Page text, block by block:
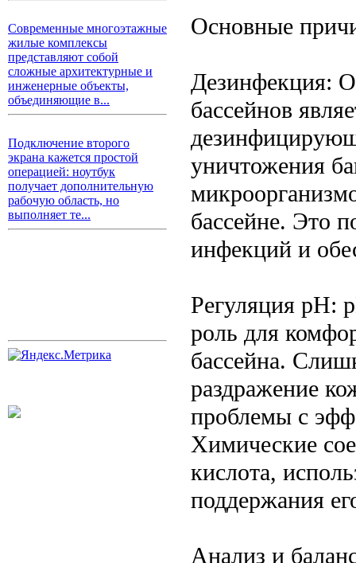
Современные многоэтажные
жилые комплексы
представляют собой
сложные архитектурные и
инженерные объекты,
объединяющие в...
Подключение второго
экрана кажется простой
операцией: ноутбук
получает дополнительную
рабочую область, но
выполняет те...
Основные
Дезинфекция:
бассейнов
уничтожения
бассейне. Это
инфекций и
Регуляция pH:
роль для
бассейна.
раздражение
проблемы с
Химические
кислота,
поддержания
Анализ и